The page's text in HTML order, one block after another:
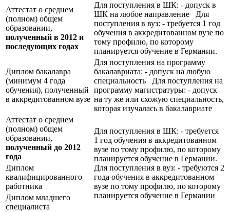
Аттестат о среднем
(полном) общем
образовании,
полученный в 2012 и
последующих годах
Для поступления в ШК: - допуск в
ШК на любое направление Для
поступления в вуз: - требуется 1 год
обучения в аккредитованном вузе по
тому профилю, по которому
планируется обучение в Германии.
Диплом бакалавра
(минимум 4 года
обучения), полученный
в аккредитованном вузе
Для поступления на программу
бакалавриата: - допуск на любую
специальность Для поступления на
программу магистратуры: - допуск
на ту же или схожую специальность,
которая изучалась в бакалавриате
Аттестат о среднем
(полном) общем
образовании,
полученный до 2012
года
Для поступления в ШК: - требуется
1 год обучения в аккредитованном
вузе по тому профилю, по которому
планируется обучение в Германии.
Для поступления в вуз: - требуются 2
года обучения в аккредитованном
вузе по тому профилю, по которому
планируется обучение в Германии
Диплом
квалифицированного
работника
Диплом младшего
специалиста